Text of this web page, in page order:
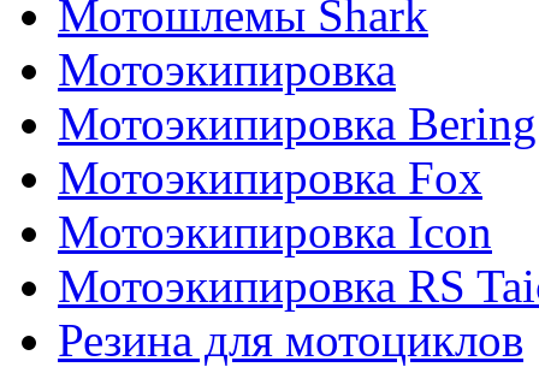
Мотошлемы Shark
Мотоэкипировка
Мотоэкипировка Bering
Мотоэкипировка Fox
Мотоэкипировка Icon
Мотоэкипировка RS
Резина для мотоциклов